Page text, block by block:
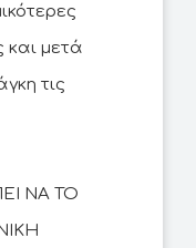
και μετά
τις
ΝΑ ΤΟ